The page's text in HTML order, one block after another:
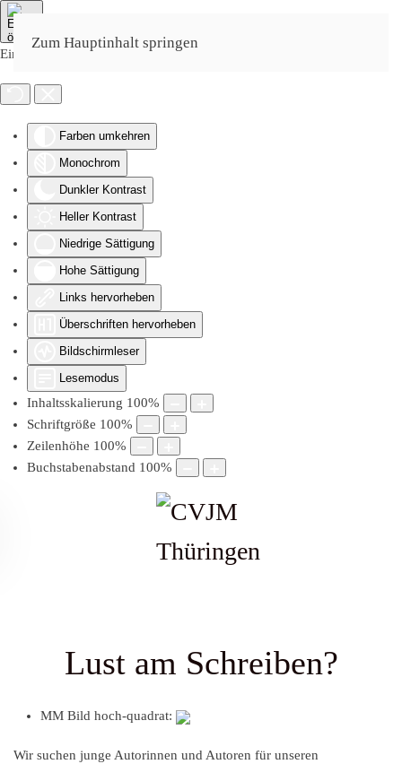
Eingabehilfen öffnen
Farben umkehren
Monochrom
Dunkler Kontrast
Heller Kontrast
Niedrige Sättigung
Hohe Sättigung
Links hervorheben
Überschriften hervorheben
Bildschirmleser
Lesemodus
Inhaltsskalierung 100%
Schriftgröße 100%
Zeilenhöhe 100%
Buchstabenabstand 100%
Zum Hauptinhalt springen
Lust am Schreiben?
MM Bild hoch-quadrat:
Wir suchen junge Autorinnen und Autoren für unseren